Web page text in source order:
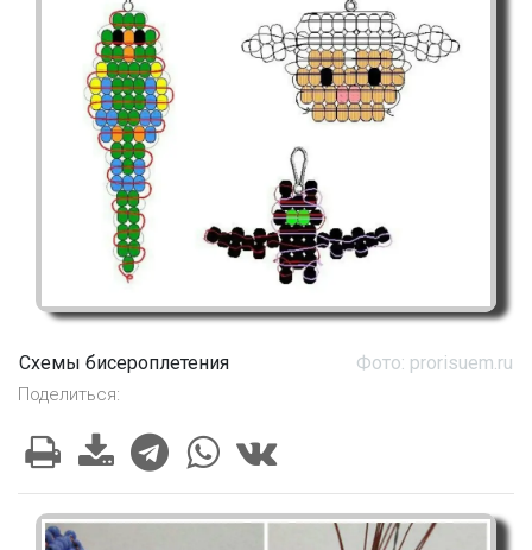
Схемы бисероплетения Фото: prorisuem.ru
Поделиться: